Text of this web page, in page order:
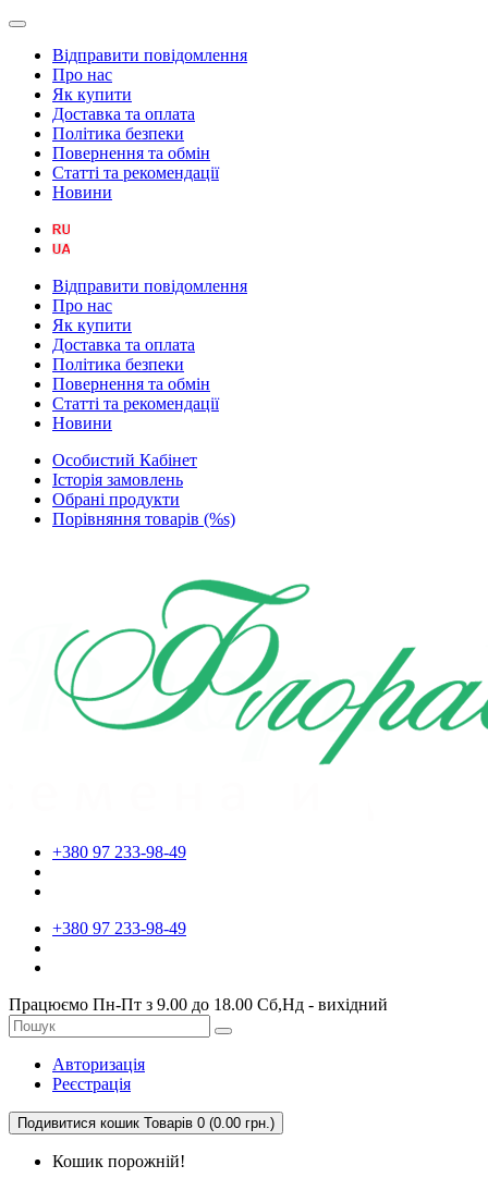
Відправити повідомлення
Про нас
Як купити
Доставка та оплата
Політика безпеки
Повернення та обмін
Статті та рекомендації
Новини
Відправити повідомлення
Про нас
Як купити
Доставка та оплата
Політика безпеки
Повернення та обмін
Статті та рекомендації
Новини
Особистий Кабінет
Історія замовлень
Обрані продукти
Порівняння товарів (%s)
+380 97 233-98-49
+380 97 233-98-49
Працюємо Пн-Пт з 9.00 до 18.00 Сб,Нд - вихідний
Авторизація
Реєстрація
Подивитися кошик Товарів 0 (0.00 грн.)
Кошик порожній!